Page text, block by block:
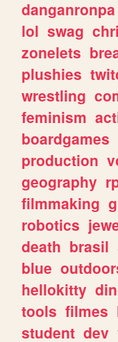
danganronpa
lol swag
zonelets
plushies
wrestling
feminism
boardgames
production
geography
filmmaking
robotics
death brasil
blue
hellokitty
tools filmes
student dev